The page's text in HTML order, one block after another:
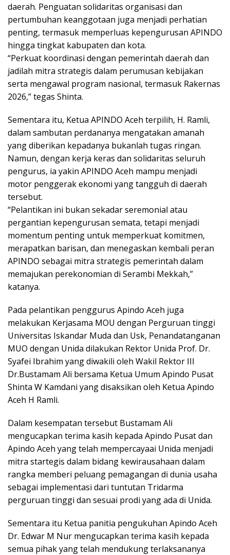
daerah. Penguatan solidaritas organisasi dan
pertumbuhan keanggotaan juga menjadi perhatian
penting, termasuk memperluas kepengurusan APINDO
hingga tingkat kabupaten dan kota.
“Perkuat koordinasi dengan pemerintah daerah dan
jadilah mitra strategis dalam perumusan kebijakan
serta mengawal program nasional, termasuk Rakernas
2026,” tegas Shinta.
Sementara itu, Ketua APINDO Aceh terpilih, H. Ramli,
dalam sambutan perdananya mengatakan amanah
yang diberikan kepadanya bukanlah tugas ringan.
Namun, dengan kerja keras dan solidaritas seluruh
pengurus, ia yakin APINDO Aceh mampu menjadi
motor penggerak ekonomi yang tangguh di daerah
tersebut.
“Pelantikan ini bukan sekadar seremonial atau
pergantian kepengurusan semata, tetapi menjadi
momentum penting untuk memperkuat komitmen,
merapatkan barisan, dan menegaskan kembali peran
APINDO sebagai mitra strategis pemerintah dalam
memajukan perekonomian di Serambi Mekkah,”
katanya.
Pada pelantikan penggurus Apindo Aceh juga
melakukan Kerjasama MOU dengan Perguruan tinggi
Universitas Iskandar Muda dan Usk, Penandatanganan
MUO dengan Unida dilakukan Rektor Unida Prof. Dr.
Syafei Ibrahim yang diwakili oleh Wakil Rektor III
Dr.Bustamam Ali bersama Ketua Umum Apindo Pusat
Shinta W Kamdani yang disaksikan oleh Ketua Apindo
Aceh H Ramli.
Dalam kesempatan tersebut Bustamam Ali
mengucapkan terima kasih kepada Apindo Pusat dan
Apindo Aceh yang telah mempercayaai Unida menjadi
mitra startegis dalam bidang kewirausahaan dalam
rangka memberi peluang pemagangan di dunia usaha
sebagai implementasi dari tuntutan Tridarma
perguruan tinggi dan sesuai prodi yang ada di Unida.
Sementara itu Ketua panitia pengukuhan Apindo Aceh
Dr. Edwar M Nur mengucapkan terima kasih kepada
semua pihak yang telah mendukung terlaksananya